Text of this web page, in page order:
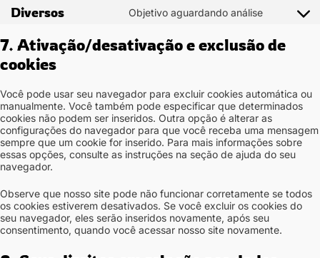
service
google-
Diversos Objetivo aguardando análise
Consent
service
7. Ativação/desativação e exclusão de
cookies
Você pode usar seu navegador para excluir cookies automática ou
manualmente. Você também pode especificar que determinados
cookies não podem ser inseridos. Outra opção é alterar as
configurações do navegador para que você receba uma mensagem
sempre que um cookie for inserido. Para mais informações sobre
essas opções, consulte as instruções na seção de ajuda do seu
navegador.
Observe que nosso site pode não funcionar corretamente se todos
os cookies estiverem desativados. Se você excluir os cookies do
seu navegador, eles serão inseridos novamente, após seu
consentimento, quando você acessar nosso site novamente.